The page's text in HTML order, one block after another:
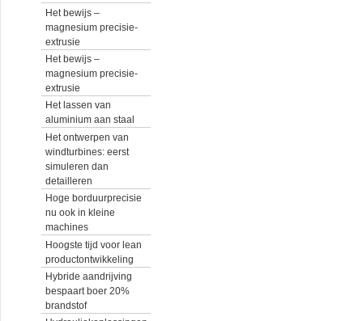
Het bewijs –
magnesium precisie-
extrusie
Het bewijs –
magnesium precisie-
extrusie
Het lassen van
aluminium aan staal
Het ontwerpen van
windturbines: eerst
simuleren dan
detailleren
Hoge borduurprecisie
nu ook in kleine
machines
Hoogste tijd voor lean
productontwikkeling
Hybride aandrijving
bespaart boer 20%
brandstof